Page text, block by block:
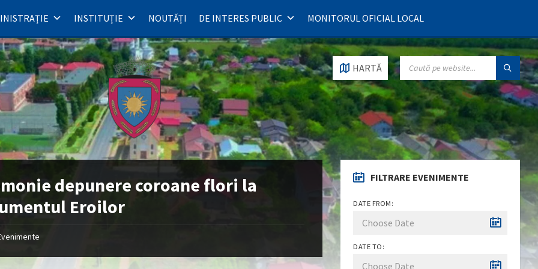
INSTITUȚIE NOUTĂȚI DE INTERES PUBLIC MONITORUL OFICIAL LOCAL
HARTĂ
SEARCH:
depunere coroane flori la
Eroilor
FILTRARE EVENIMENTE
DATE FROM:
DATE TO: